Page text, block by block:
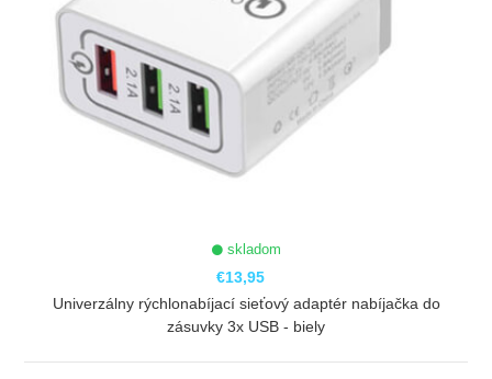
skladom
€13,95
Univerzálny rýchlonabíjací sieťový adaptér nabíjačka do
zásuvky 3x USB - biely